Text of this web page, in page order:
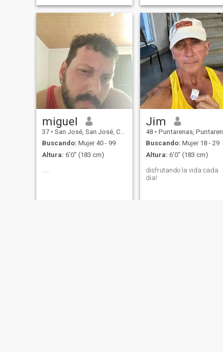
miguel
37 • San José, San José, Costa Rica
Buscando: Mujer 40 - 99
Altura: 6'0" (183 cm)
Jim
48 • Puntarenas, Puntarenas, Costa Rica
Buscando: Mujer 18 - 29
Altura: 6'0" (183 cm)
disfrutando la vida cada
dia!